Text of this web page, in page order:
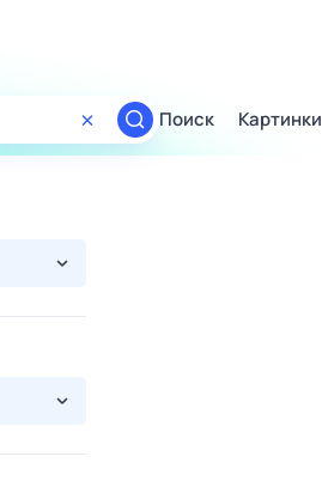
Поиск Картинки